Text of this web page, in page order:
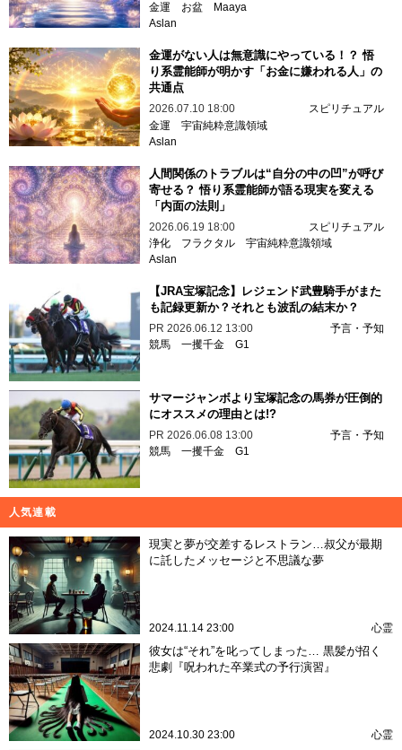
金運
お盆
Maaya
Aslan
金運がない人は無意識にやっている！？ 悟
り系霊能師が明かす「お金に嫌われる人」の
共通点
2026.07.10 18:00
スピリチュアル
金運 宇宙純粋意識領域
Aslan
人間関係のトラブルは“自分の中の凹”が呼び
寄せる？ 悟り系霊能師が語る現実を変える
「内面の法則」
2026.06.19 18:00
スピリチュアル
浄化
フラクタル 宇宙純粋意識領域
Aslan
【JRA宝塚記念】レジェンド武豊騎手がまた
も記録更新か？それとも波乱の結末か？
PR 2026.06.12 13:00
予言・予知
競馬 一攫千金 G1
サマージャンボより宝塚記念の馬券が圧倒的
にオススメの理由とは!?
PR 2026.06.08 13:00
予言・予知
競馬 一攫千金 G1
人気連載
現実と夢が交差するレストラン…叔父が最期
に託したメッセージと不思議な夢
2024.11.14 23:00 心霊
彼女は“それ”を叱ってしまった… 黒髪が招く
悲劇『呪われた卒業式の予行演習』
2024.10.30 23:00 心霊